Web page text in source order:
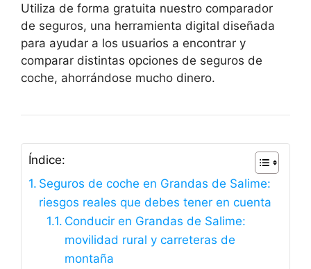
Utiliza de forma gratuita nuestro comparador
de seguros, una herramienta digital diseñada
para ayudar a los usuarios a encontrar y
comparar distintas opciones de seguros de
coche, ahorrándose mucho dinero.
Índice:
Seguros de coche en Grandas de Salime:
riesgos reales que debes tener en cuenta
Conducir en Grandas de Salime:
movilidad rural y carreteras de
montaña